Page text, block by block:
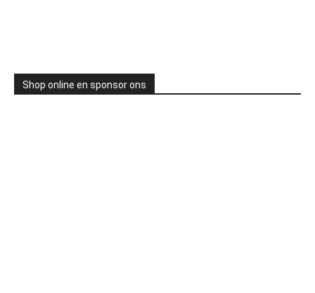
Shop online en sponsor ons